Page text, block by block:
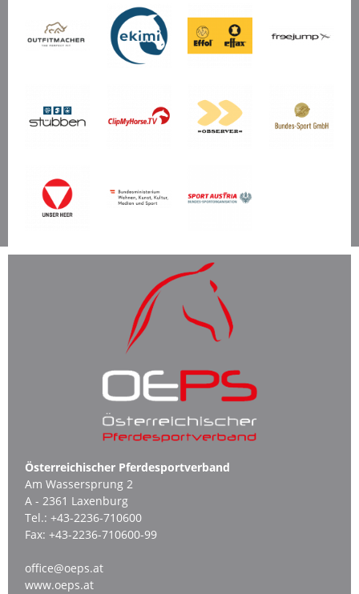
Österreichischer Pferdesportverband
Am Wassersprung 2
A - 2361 Laxenburg
Tel.: +43-2236-710600
Fax: +43-2236-710600-99
office@oeps.at
www.oeps.at